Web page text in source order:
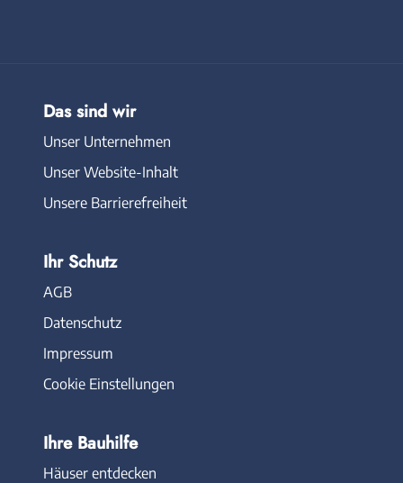
Das sind wir
Unser Unternehmen
Unser Website-Inhalt
Unsere Barrierefreiheit
Ihr Schutz
AGB
Datenschutz
Impressum
Cookie Einstellungen
Ihre Bauhilfe
Häuser entdecken